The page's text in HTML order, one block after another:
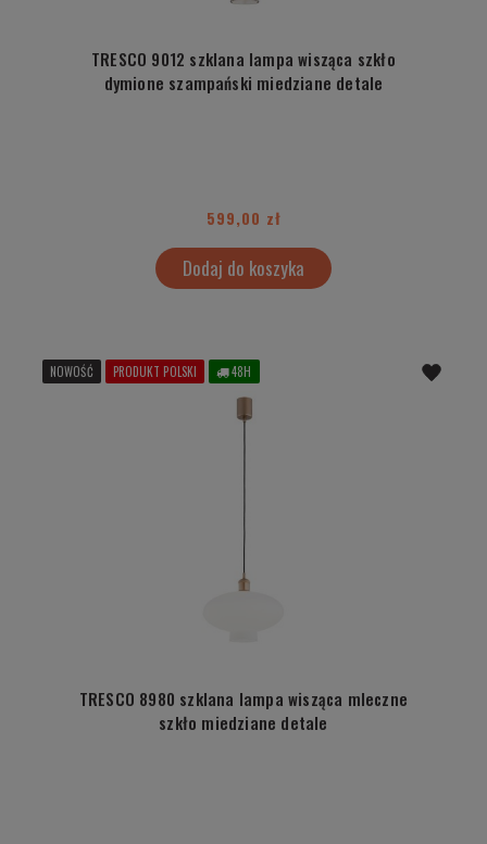
TRESCO 9012 szklana lampa wisząca szkło
dymione szampański miedziane detale
599,00 zł
Dodaj do koszyka
TRESCO 8980 szklana lampa wisząca mleczne
szkło miedziane detale
NOWOŚĆ PRODUKT POLSKI 48H